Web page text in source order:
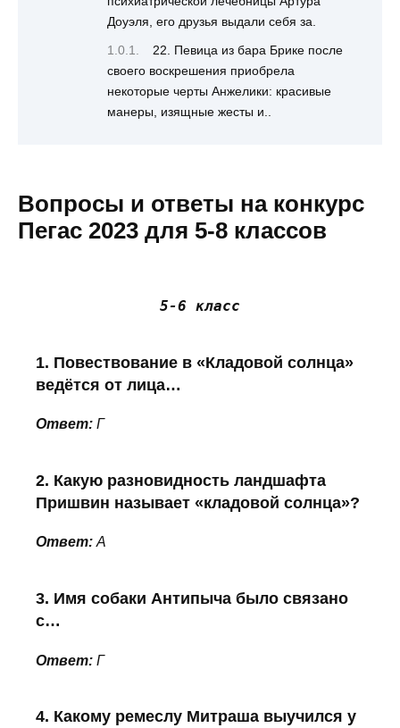
Доуэля, его друзья выдали себя за.
22. Певица из бара Брике после
своего воскрешения приобрела
некоторые черты Анжелики: красивые
манеры, изящные жесты и..
Вопросы и ответы на конкурс
Пегас 2023 для 5-8 классов
5-6 класс
1. Повествование в «Кладовой солнца»
ведётся от лица…
Ответ: Г
2. Какую разновидность ландшафта
Пришвин называет «кладовой солнца»?
Ответ: А
3. Имя собаки Антипыча было связано
с…
Ответ: Г
4. Какому ремеслу Митраша выучился у